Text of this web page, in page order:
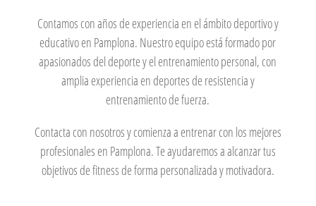
Contamos con años de experiencia en el ámbito deportivo y
educativo en Pamplona. Nuestro equipo está formado por
apasionados del deporte y el entrenamiento personal, con
amplia experiencia en deportes de resistencia y
entrenamiento de fuerza.
Contacta con nosotros y comienza a entrenar con los mejores
profesionales en Pamplona. Te ayudaremos a alcanzar tus
objetivos de fitness de forma personalizada y motivadora.